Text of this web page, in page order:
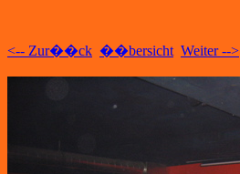
<-- Zur��ck ��bersicht Weiter -->